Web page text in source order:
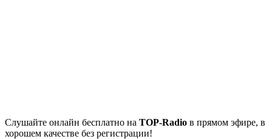
Cлушайте онлайн бесплатно на TOP-Radio в прямом эфире, в
хорошем качестве без регистрации!